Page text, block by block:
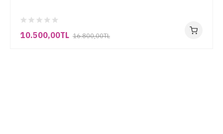
10.500,00TL 16.800,00TL